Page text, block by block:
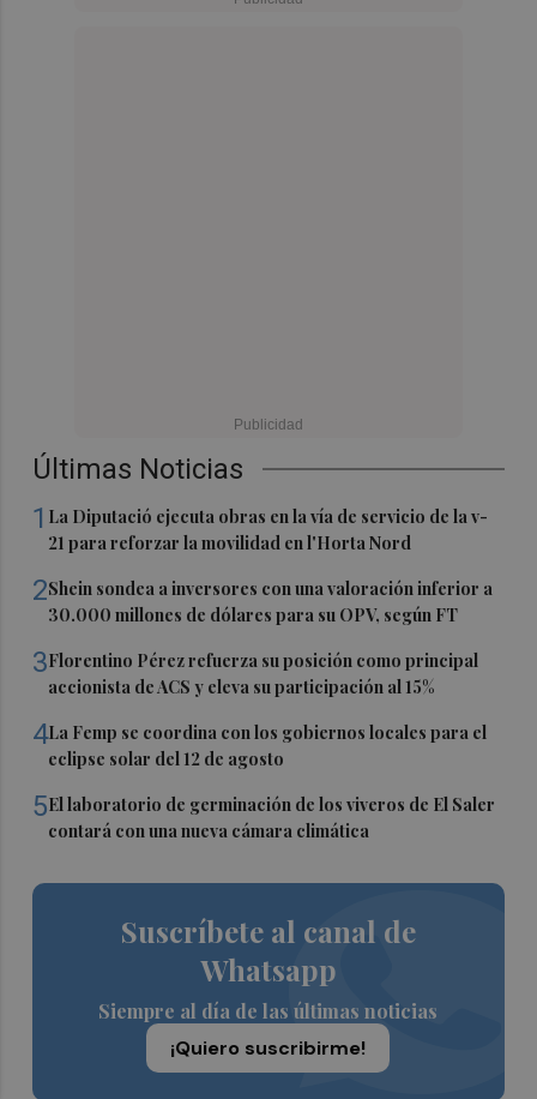
Últimas Noticias
1 La Diputació ejecuta obras en la vía de servicio de la v-
21 para reforzar la movilidad en l'Horta Nord
2Shein sondea a inversores con una valoración inferior a
30.000 millones de dólares para su OPV, según FT
3Florentino Pérez refuerza su posición como principal
accionista de ACS y eleva su participación al 15%
4La Femp se coordina con los gobiernos locales para el
eclipse solar del 12 de agosto
5El laboratorio de germinación de los viveros de El Saler
contará con una nueva cámara climática
Suscríbete al canal de
Whatsapp
Siempre al día de las últimas noticias
¡Quiero suscribirme!